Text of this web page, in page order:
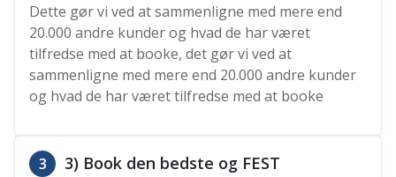
Dette gør vi ved at sammenligne med mere end
20.000 andre kunder og hvad de har været
tilfredse med at booke, det gør vi ved at
sammenligne med mere end 20.000 andre kunder
og hvad de har været tilfredse med at booke
3 3) Book den bedste og FEST